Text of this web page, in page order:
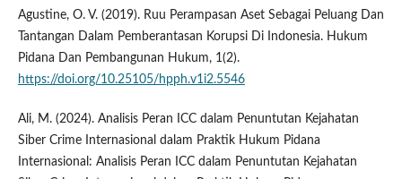
Agustine, O. V. (2019). Ruu Perampasan Aset Sebagai Peluang Dan
Tantangan Dalam Pemberantasan Korupsi Di Indonesia. Hukum
Pidana Dan Pembangunan Hukum, 1(2).
https://doi.org/10.25105/hpph.v1i2.5546
Ali, M. (2024). Analisis Peran ICC dalam Penuntutan Kejahatan
Siber Crime Internasional dalam Praktik Hukum Pidana
Internasional: Analisis Peran ICC dalam Penuntutan Kejahatan